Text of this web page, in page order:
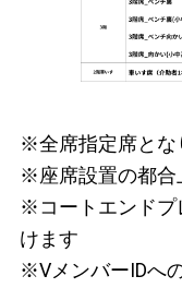
※全席指定席とな
※座席設置の都合
※コートエンドプ
けます
※VメンバーIDへ